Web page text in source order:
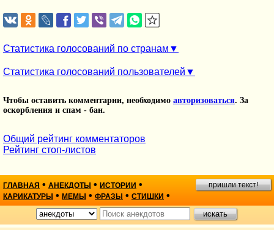
Статистика голосований по странам
Статистика голосований пользователей
Чтобы оставить комментарии, необходимо авторизоваться. За
оскорбления и спам - бан.
Общий рейтинг комментаторов
Рейтинг стоп-листов
ГЛАВНАЯ • АНЕКДОТЫ • ИСТОРИИ •
КАРИКАТУРЫ • МЕМЫ • ФРАЗЫ • СТИШКИ •
пришли текст!